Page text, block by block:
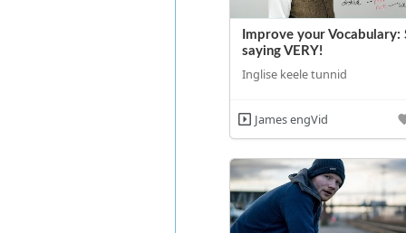
Improve your Vocabulary:
saying VERY!
Inglise keele tunnid
James engVid